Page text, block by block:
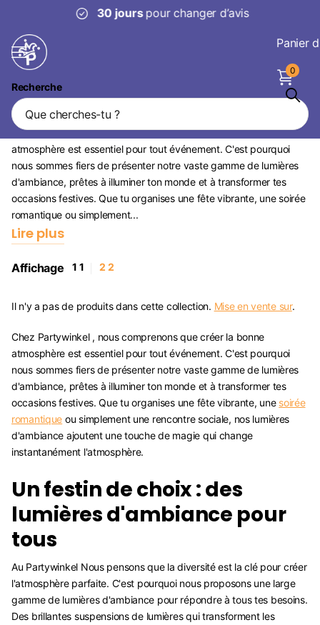
30 jourspour changer d’avis
Recherche
Panier
0
Lumières d'ambiance
Chez Partywinkel , nous comprenons que créer la bonne
atmosphère est essentiel pour tout événement. C'est pourquoi
nous sommes fiers de présenter notre vaste gamme de lumières
d'ambiance, prêtes à illuminer ton monde et à transformer tes
occasions festives. Que tu organises une fête vibrante, une soirée
romantique ou simplement...
Lire plus
Affichage 1 1 2 2
Il n'y a pas de produits dans cette collection. Mise en vente sur.
Chez Partywinkel , nous comprenons que créer la bonne
atmosphère est essentiel pour tout événement. C'est pourquoi
nous sommes fiers de présenter notre vaste gamme de lumières
d'ambiance, prêtes à illuminer ton monde et à transformer tes
occasions festives. Que tu organises une fête vibrante, une soirée
romantique ou simplement une rencontre sociale, nos lumières
d'ambiance ajoutent une touche de magie qui change
instantanément l'atmosphère.
Un festin de choix : des
lumières d'ambiance pour
tous
Au Partywinkel Nous pensons que la diversité est la clé pour créer
l'atmosphère parfaite. C'est pourquoi nous proposons une large
gamme de lumières d'ambiance pour répondre à tous tes besoins.
Des brillantes suspensions de lumières qui transforment les